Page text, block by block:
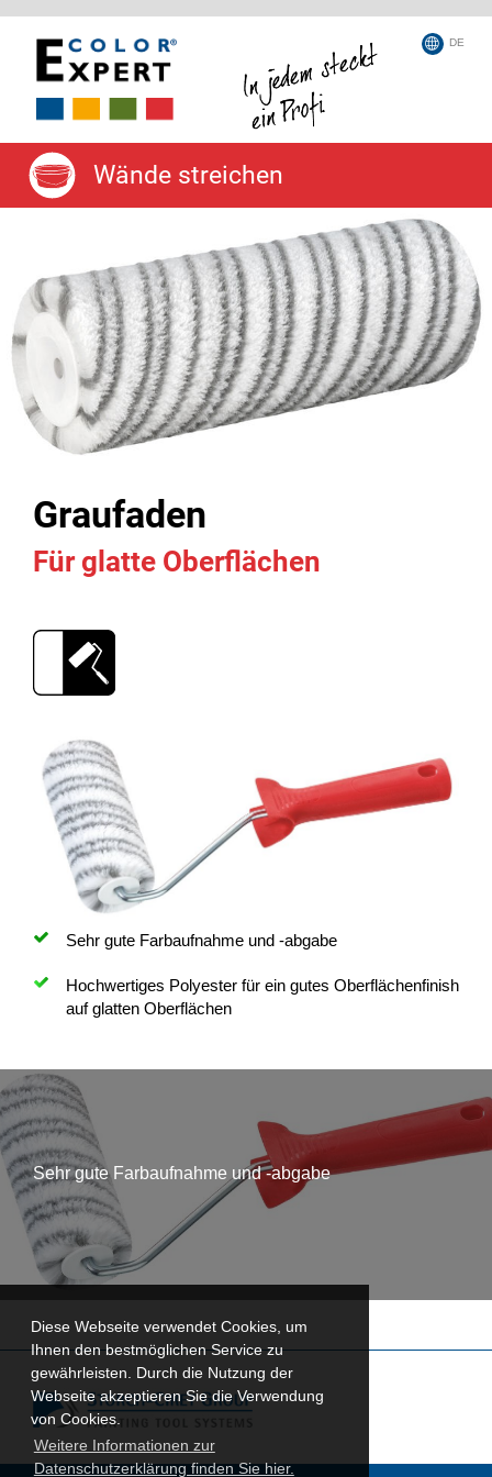
Diese Webseite verwendet Cookies, um
Ihnen den bestmöglichen Service zu
gewährleisten. Durch die Nutzung der
Webseite akzeptieren Sie die Verwendung
von Cookies.
Weitere Informationen zur
Datenschutzerklärung finden Sie hier.
DE
Wände streichen
Graufaden
Für glatte Oberflächen
Sehr gute Farbaufnahme und -abgabe
Hochwertiges Polyester für ein gutes Oberflächenfinish
auf glatten Oberflächen
Sehr gute Farbaufnahme und -abgabe